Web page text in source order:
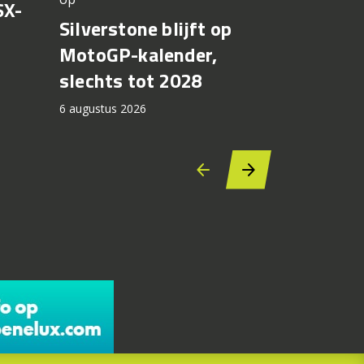
Silverstone blijft op
MotoGP-kalender,
slechts tot 2028
6 augustus 2026